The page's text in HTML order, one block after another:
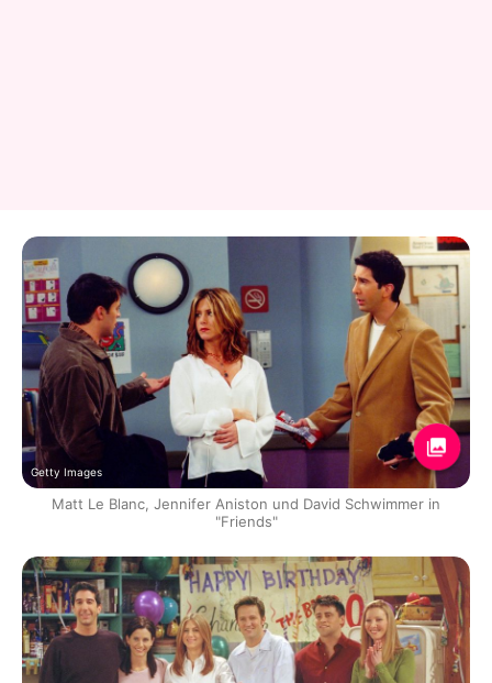
Getty Images
Matt Le Blanc, Jennifer Aniston und David Schwimmer in
"Friends"